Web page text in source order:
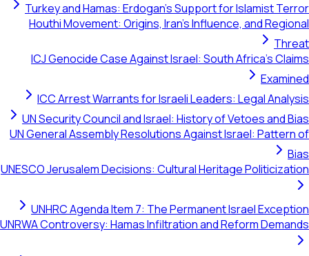
Turkey and Hamas: Erdogan's Support for Islamist
Houthi Movement: Origins, Iran's Influence, and
ICJ Genocide Case Against Israel: South Africa's
ICC Arrest Warrants for Israeli Leaders: Legal
UN Security Council and Israel: History of Vetoes and
UN General Assembly Resolutions Against Israel:
UNESCO Jerusalem Decisions: Cultural Heritage
UNHRC Agenda Item 7: The Permanent Israel
UNRWA Controversy: Hamas Infiltration and Reform